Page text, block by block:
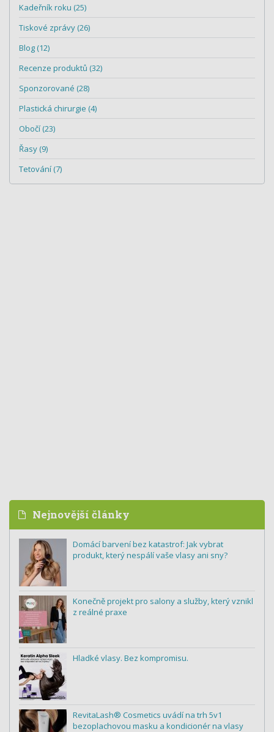
Kadeřník roku (25)
Tiskové zprávy (26)
Blog (12)
Recenze produktů (32)
Sponzorované (28)
Plastická chirurgie (4)
Obočí (23)
Řasy (9)
Tetování (7)
Nejnovější články
Domácí barvení bez katastrof: Jak vybrat
produkt, který nespálí vaše vlasy ani sny?
Konečně projekt pro salony a služby, který vznikl
z reálné praxe
Hladké vlasy. Bez kompromisu.
RevitaLash® Cosmetics uvádí na trh 5v1
bezoplachovou masku a kondicionér na vlasy